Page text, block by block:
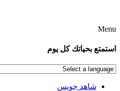
Menu
استمتع بحياتك كل يوم
شاهد جويس